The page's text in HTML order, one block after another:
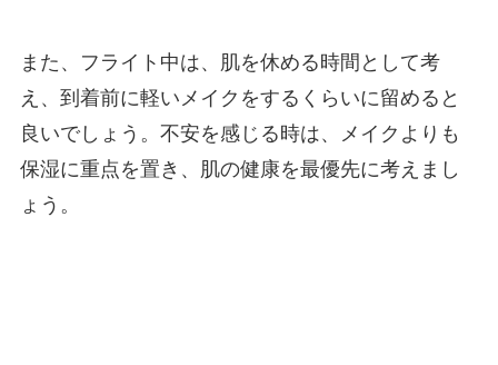
また、フライト中は、肌を休める時間として考
え、到着前に軽いメイクをするくらいに留めると
良いでしょう。不安を感じる時は、メイクよりも
保湿に重点を置き、肌の健康を最優先に考えまし
ょう。